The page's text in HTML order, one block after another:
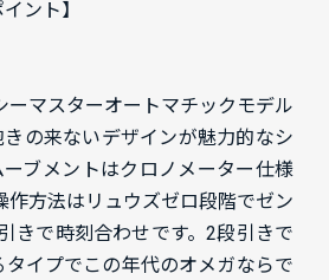
ント】
ーマスターオートマチックモデル
の来ないデザインが魅力的なシ
ブメントはクロノメーター仕様
作方法はリュウズゼロ段階でゼン
きで時刻合わせです。2段引きで
イプでこの年代のオメガならで